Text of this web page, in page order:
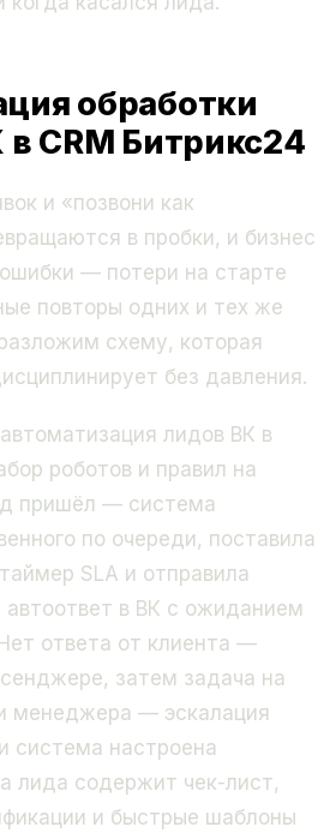
обработки
CRM Битрикс24
и «позвони как
в пробки, и бизнес
— потери на старте
повторы одних и тех же
схему, которая
без давления.
лидов ВК в
роботов и правил на
пришёл — система
по очереди, поставила
SLA и отправила
автоответ в ВК с ожиданием
ответа от клиента —
затем задача на
менеджера — эскалация
система настроена
лида содержит чек-лист,
и быстрые шаблоны